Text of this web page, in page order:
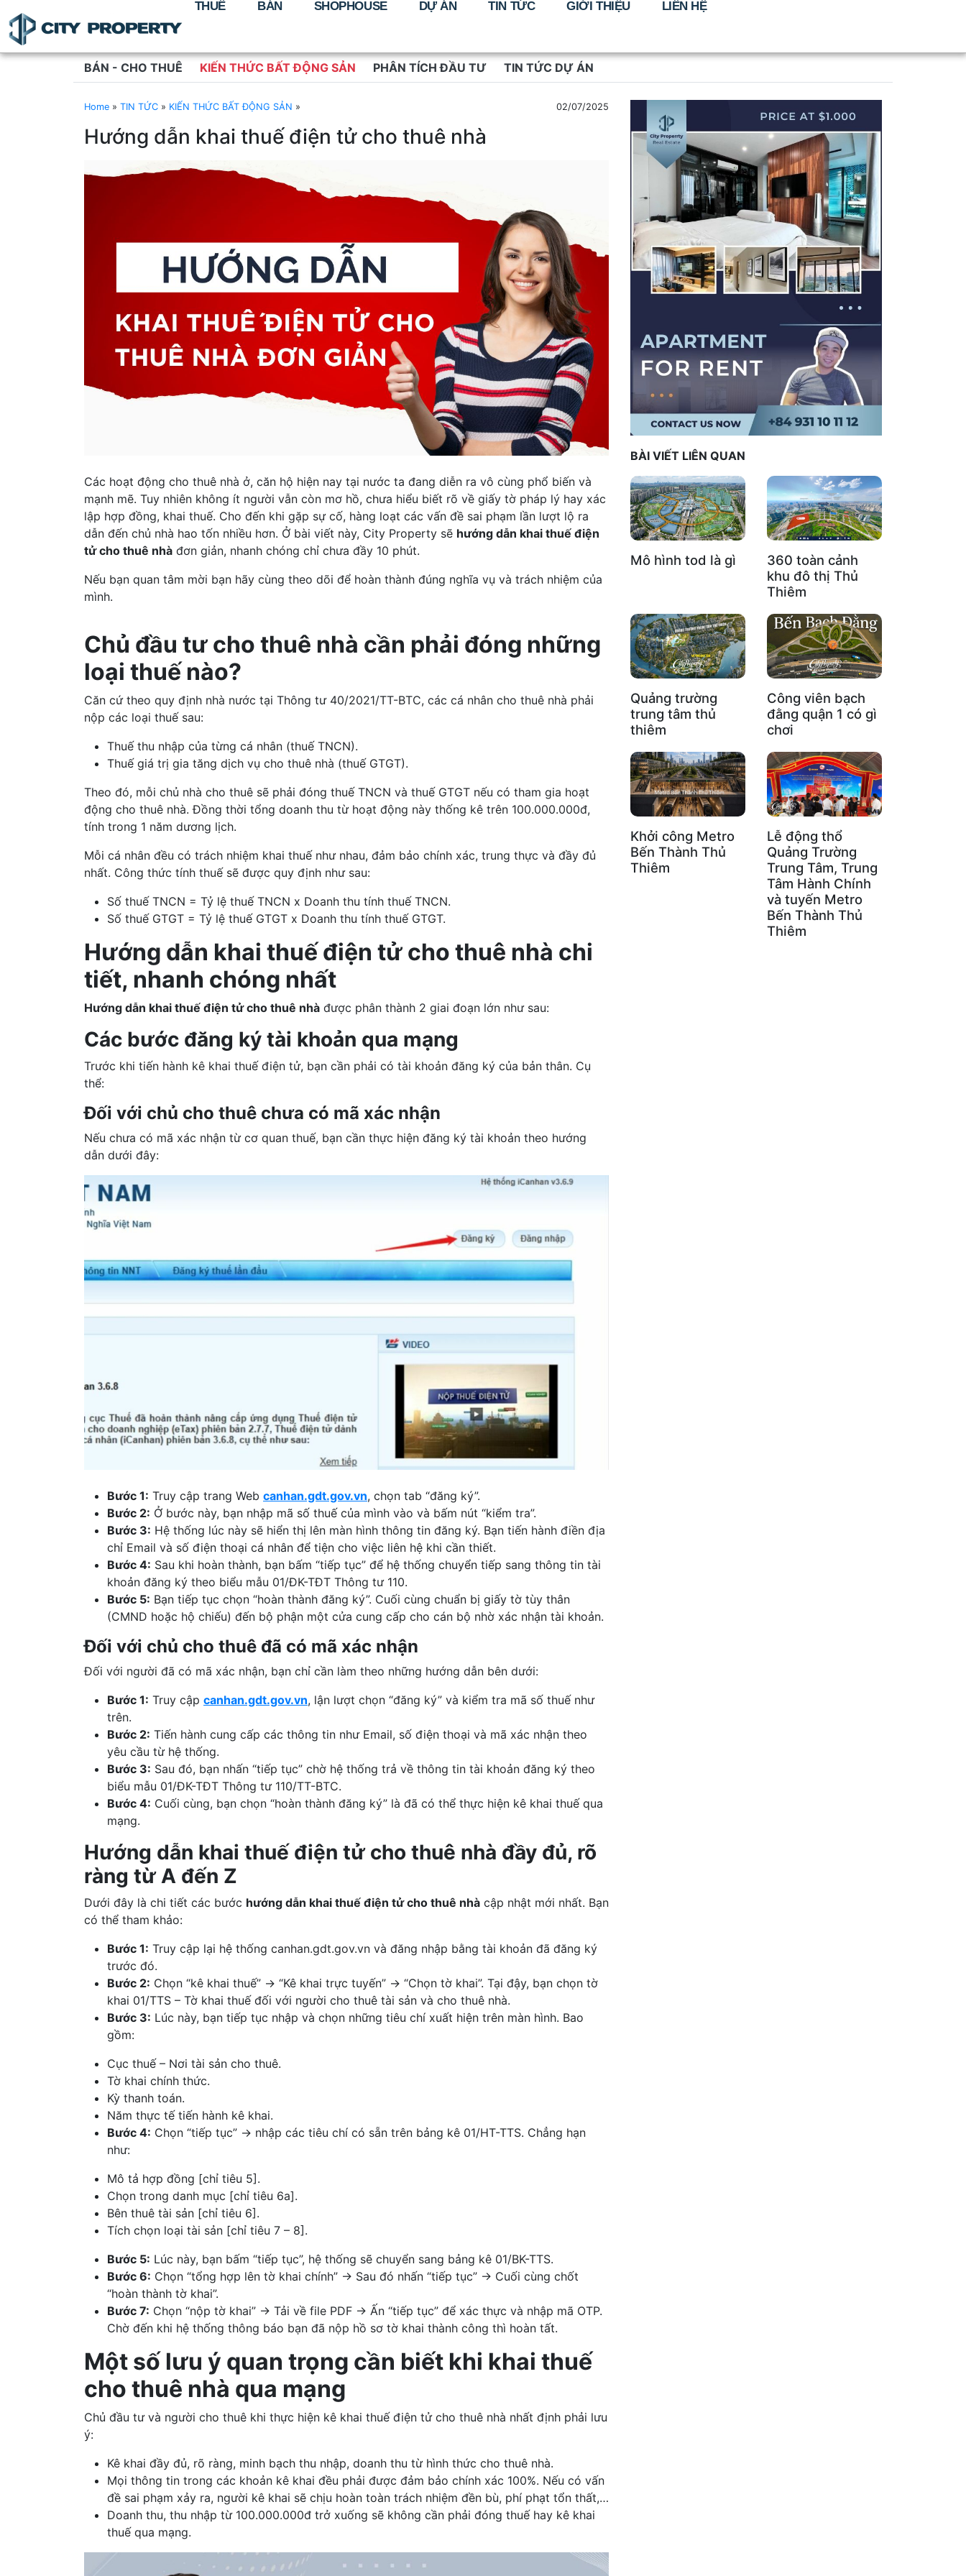
THUÊ BÁN SHOPHOUSE DỰ ÁN TIN TỨC GIỚI THIỆU LIÊN HỆ
BÁN - CHO THUÊ KIẾN THỨC BẤT ĐỘNG SẢN PHÂN TÍCH ĐẦU TƯ TIN TỨC DỰ ÁN
Home » TIN TỨC » KIẾN THỨC BẤT ĐỘNG SẢN » 02/07/2025
Hướng dẫn khai thuế điện tử cho thuê nhà
Các hoạt động cho thuê nhà ở, căn hộ hiện nay tại nước ta đang diễn ra vô cùng phổ biến và
mạnh mẽ. Tuy nhiên không ít người vẫn còn mơ hồ, chưa hiểu biết rõ về giấy tờ pháp lý hay xác
lập hợp đồng, khai thuế. Cho đến khi gặp sự cố, hàng loạt các vấn đề sai phạm lần lượt lộ ra
dẫn đến chủ nhà hao tốn nhiều hơn. Ở bài viết này, City Property sẽ hướng dẫn khai thuế điện
tử cho thuê nhà đơn giản, nhanh chóng chỉ chưa đầy 10 phút.
Nếu bạn quan tâm mời bạn hãy cùng theo dõi để hoàn thành đúng nghĩa vụ và trách nhiệm của
mình.
Chủ đầu tư cho thuê nhà cần phải đóng những
loại thuế nào?
Căn cứ theo quy định nhà nước tại Thông tư 40/2021/TT-BTC, các cá nhân cho thuê nhà phải
nộp các loại thuế sau:
Thuế thu nhập của từng cá nhân (thuế TNCN).
Thuế giá trị gia tăng dịch vụ cho thuê nhà (thuế GTGT).
Theo đó, mỗi chủ nhà cho thuê sẽ phải đóng thuế TNCN và thuế GTGT nếu có tham gia hoạt
động cho thuê nhà. Đồng thời tổng doanh thu từ hoạt động này thống kê trên 100.000.000đ,
tính trong 1 năm dương lịch.
Mỗi cá nhân đều có trách nhiệm khai thuế như nhau, đảm bảo chính xác, trung thực và đầy đủ
nhất. Công thức tính thuế sẽ được quy định như sau:
Số thuế TNCN = Tỷ lệ thuế TNCN x Doanh thu tính thuế TNCN.
Số thuế GTGT = Tỷ lệ thuế GTGT x Doanh thu tính thuế GTGT.
Hướng dẫn khai thuế điện tử cho thuê nhà chi
tiết, nhanh chóng nhất
Hướng dẫn khai thuế điện tử cho thuê nhà được phân thành 2 giai đoạn lớn như sau:
Các bước đăng ký tài khoản qua mạng
Trước khi tiến hành kê khai thuế điện tử, bạn cần phải có tài khoản đăng ký của bản thân. Cụ
thể:
Đối với chủ cho thuê chưa có mã xác nhận
Nếu chưa có mã xác nhận từ cơ quan thuế, bạn cần thực hiện đăng ký tài khoản theo hướng
dẫn dưới đây:
Bước 1: Truy cập trang Web canhan.gdt.gov.vn, chọn tab “đăng ký”.
Bước 2: Ở bước này, bạn nhập mã số thuế của mình vào và bấm nút “kiểm tra”.
Bước 3: Hệ thống lúc này sẽ hiển thị lên màn hình thông tin đăng ký. Bạn tiến hành điền địa
chỉ Email và số điện thoại cá nhân để tiện cho việc liên hệ khi cần thiết.
Bước 4: Sau khi hoàn thành, bạn bấm “tiếp tục” để hệ thống chuyển tiếp sang thông tin tài
khoản đăng ký theo biểu mẫu 01/ĐK-TĐT Thông tư 110.
Bước 5: Bạn tiếp tục chọn “hoàn thành đăng ký”. Cuối cùng chuẩn bị giấy tờ tùy thân
(CMND hoặc hộ chiếu) đến bộ phận một cửa cung cấp cho cán bộ nhờ xác nhận tài khoản.
Đối với chủ cho thuê đã có mã xác nhận
Đối với người đã có mã xác nhận, bạn chỉ cần làm theo những hướng dẫn bên dưới:
Bước 1: Truy cập canhan.gdt.gov.vn, lận lượt chọn “đăng ký” và kiểm tra mã số thuế như
trên.
Bước 2: Tiến hành cung cấp các thông tin như Email, số điện thoại và mã xác nhận theo
yêu cầu từ hệ thống.
Bước 3: Sau đó, bạn nhấn “tiếp tục” chờ hệ thống trả về thông tin tài khoản đăng ký theo
biểu mẫu 01/ĐK-TĐT Thông tư 110/TT-BTC.
Bước 4: Cuối cùng, bạn chọn “hoàn thành đăng ký” là đã có thể thực hiện kê khai thuế qua
mạng.
Hướng dẫn khai thuế điện tử cho thuê nhà đầy đủ, rõ
ràng từ A đến Z
Dưới đây là chi tiết các bước hướng dẫn khai thuế điện tử cho thuê nhà cập nhật mới nhất. Bạn
có thể tham khảo:
Bước 1: Truy cập lại hệ thống canhan.gdt.gov.vn và đăng nhập bằng tài khoản đã đăng ký
trước đó.
Bước 2: Chọn “kê khai thuế” → “Kê khai trực tuyến” → “Chọn tờ khai”. Tại đậy, bạn chọn tờ
khai 01/TTS – Tờ khai thuế đối với người cho thuê tài sản và cho thuê nhà.
Bước 3: Lúc này, bạn tiếp tục nhập và chọn những tiêu chí xuất hiện trên màn hình. Bao
gồm:
Cục thuế – Nơi tài sản cho thuê.
Tờ khai chính thức.
Kỳ thanh toán.
Năm thực tế tiến hành kê khai.
Bước 4: Chọn “tiếp tục” → nhập các tiêu chí có sẵn trên bảng kê 01/HT-TTS. Chẳng hạn
như:
Mô tả hợp đồng [chỉ tiêu 5].
Chọn trong danh mục [chỉ tiêu 6a].
Bên thuê tài sản [chỉ tiêu 6].
Tích chọn loại tài sản [chỉ tiêu 7 – 8].
Bước 5: Lúc này, bạn bấm “tiếp tục”, hệ thống sẽ chuyển sang bảng kê 01/BK-TTS.
Bước 6: Chọn “tổng hợp lên tờ khai chính” → Sau đó nhấn “tiếp tục” → Cuối cùng chốt
“hoàn thành tờ khai”.
Bước 7: Chọn “nộp tờ khai” → Tải về file PDF → Ấn “tiếp tục” để xác thực và nhập mã OTP.
Chờ đến khi hệ thống thông báo bạn đã nộp hồ sơ tờ khai thành công thì hoàn tất.
Một số lưu ý quan trọng cần biết khi khai thuế
cho thuê nhà qua mạng
Chủ đầu tư và người cho thuê khi thực hiện kê khai thuế điện tử cho thuê nhà nhất định phải lưu
ý:
Kê khai đầy đủ, rõ ràng, minh bạch thu nhập, doanh thu từ hình thức cho thuê nhà.
Mọi thông tin trong các khoản kê khai đều phải được đảm bảo chính xác 100%. Nếu có vấn
đề sai phạm xảy ra, người kê khai sẽ chịu hoàn toàn trách nhiệm đền bù, phí phạt tổn thất,…
Doanh thu, thu nhập từ 100.000.000đ trở xuống sẽ không cần phải đóng thuế hay kê khai
thuế qua mạng.
BÀI VIẾT LIÊN QUAN
Mô hình tod là gì
360 toàn cảnh
khu đô thị Thủ
Thiêm
Quảng trường
trung tâm thủ
thiêm
Công viên bạch
đằng quận 1 có gì
chơi
Khởi công Metro
Bến Thành Thủ
Thiêm
Lễ động thổ
Quảng Trường
Trung Tâm, Trung
Tâm Hành Chính
và tuyến Metro
Bến Thành Thủ
Thiêm